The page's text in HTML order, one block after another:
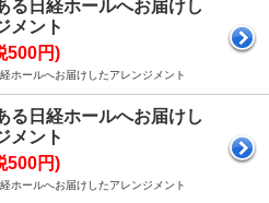
る日経ホールへお届けし
メント
500円)
ホールへお届けしたアレンジメント
る日経ホールへお届けし
メント
500円)
ホールへお届けしたアレンジメント